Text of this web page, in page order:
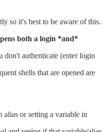
so it's best to be aware of this.
both a login *and*
don't authenticate (enter login
shells that are opened are
alias or setting a variable in